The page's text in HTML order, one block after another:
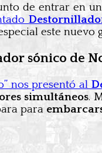
de entrar en
este
sónico de
nos presentó al
simultáneos.
para